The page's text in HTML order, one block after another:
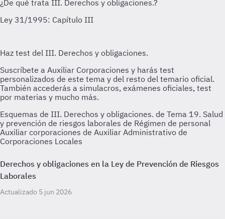
Esquemas de III. Derechos y obligaciones. de Tema 19. Salud
y prevención de riesgos laborales de Régimen de personal
Auxiliar corporaciones de Auxiliar Administrativo de
Corporaciones Locales
Derechos y obligaciones en la Ley de Prevención de Riesgos
Laborales
Actualizado 5 jun 2026